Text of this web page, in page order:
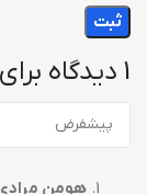
1 دیدگاه برای
هومن